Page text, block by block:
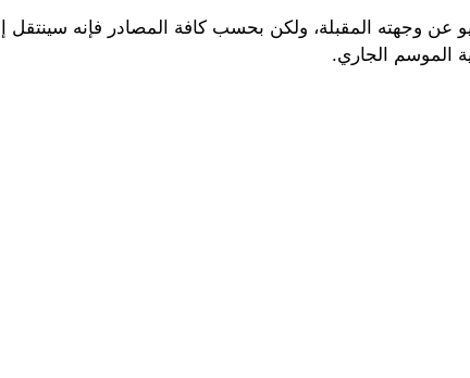
عن وجهته المقبلة، ولكن بحسب كافة المصادر فإنه
الموسم الجاري.